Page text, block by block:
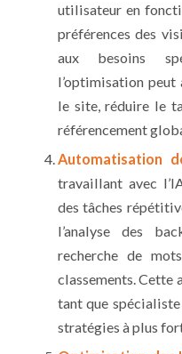
utilisateur en
préférences des
aux besoins
l’optimisation peut
le site, réduire le
référencement
Automatisation
travaillant avec
des tâches
l’analyse des
recherche de
classements. Cette
tant que
stratégies à plus